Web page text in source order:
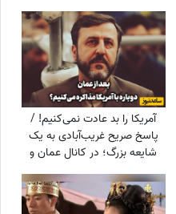
خودمو فراموش کرده بودم
آمریکا را بد عادت نمی‌کنیم! /
پاسخ صریح غریب‌آبادی به یک
شایعه بزرگ؛ در کانال عمان و